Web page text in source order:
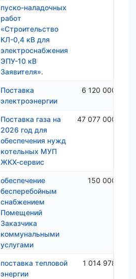
пуско-наладочных
работ
«Строительство
КЛ-0,4 кВ для
электроснабжения
ЭПУ-10 кВ
Заявителя».
Поставка
электроэнергии
6 120 000 ₽
Поставка газа на
2026 год для
обеспечения нужд
котельных МУП
ЖКХ-сервис
47 077 000 ₽
обеспечение
бесперебойным
снабжением
Помещений
Заказчика
коммунальными
услугами
150 000 ₽
поставка тепловой
энергии
1 014 978 ₽